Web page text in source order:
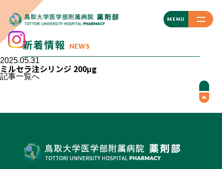
MENU
CLOSE
新着情報 NEWS
2025.05.31
ミルセラ注シリンジ 200μg
記事一覧へ